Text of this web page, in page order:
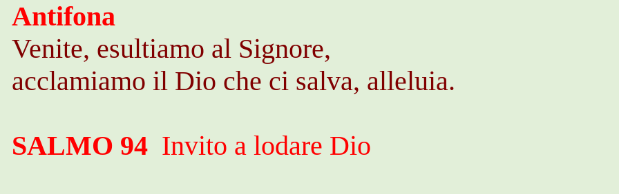
Antifona
Venite, esultiamo al Signore,
acclamiamo il Dio che ci salva, alleluia.
SALMO 94 Invito a lodare Dio